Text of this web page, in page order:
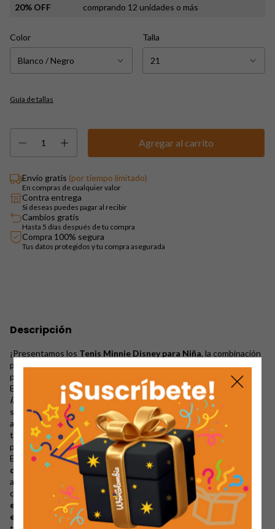
20% OFF
comprando 12 unidades o más
Color Talla
Guía de tallas
Envío gratis (por tiempo limitado)
En compras de cualquier valor
Contra entrega
Si deseas puedes pagar al recibir
Cambios gratis
Hasta 5 días después de tu compra
Compra 100% segura
Tus datos protegidos y tu compra asegurada
Descripción
¡Presentamos los Tenis Minnie Disney para Niña, la combinación
perfecta entre diversión, estilo y comodidad para las más
pequeñas de la casa!
Estos tenis deportivos están elaborados concuero vegano
importado de alta calidad, asegurando no solo un calce cómodo,
sino también un producto duradero y amigable con el medio
ambiente. Lasuela en goma importadaofrece una excelente
tracción, ideal para que las niñas corran y jueguen sin
preocupaciones.
El diseño es simplemente encantador: la
capellada presenta
detalles y acabados inspirados enMinnie Mouse, con cortes de
alta costura y terminaciones 10/10 que resaltan la calidad y el
cuidado en cada puntada. Además, cuentan con
cierres mágicos
en la lengüeta, facilitando el calce y ajuste, con un
forro interno
en licron importado que garantiza suavidad y confort durante